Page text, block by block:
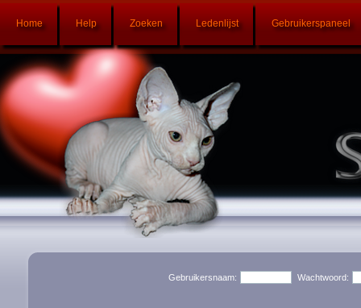
Home Help Zoeken Ledenlijst Gebruikerspaneel
Gebruikersnaam: Wachtwoord: